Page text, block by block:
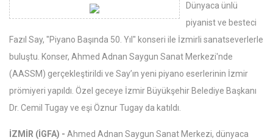
Dünyaca ünlü
piyanist ve besteci
Fazıl Say, "Piyano Başında 50. Yıl" konseri ile İzmirli sanatseverlerle
buluştu. Konser, Ahmed Adnan Saygun Sanat Merkezi'nde
(AASSM) gerçekleştirildi ve Say’ın yeni piyano eserlerinin İzmir
prömiyeri yapıldı. Özel geceye İzmir Büyükşehir Belediye Başkanı
Dr. Cemil Tugay ve eşi Öznur Tugay da katıldı.
İZMİR (İGFA) - Ahmed Adnan Saygun Sanat Merkezi, dünyaca